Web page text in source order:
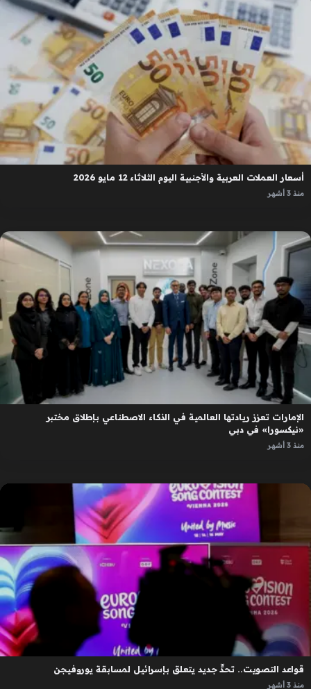
أسعار العملات العربية والأجنبية اليوم الثلاثاء 12 مايو 2026
منذ 3 أشهر
الإمارات تعزز ريادتها العالمية في الذكاء الاصطناعي بإطلاق مختبر
«نيكسورا» في دبي
منذ 3 أشهر
قواعد التصويت.. تحدٍّ جديد يتعلق بإسرائيل لمسابقة يوروفيجن
منذ 3 أشهر